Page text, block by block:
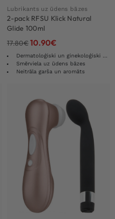
Lubrikants uz ūdens bāzes
2-pack RFSU Klick Natural
Glide 100ml
17.80€10.90€
Dermatoloģiski un ginekoloģiski pārbaudīts
Smērviela uz ūdens bāzes
Neitrāla garša un aromāts